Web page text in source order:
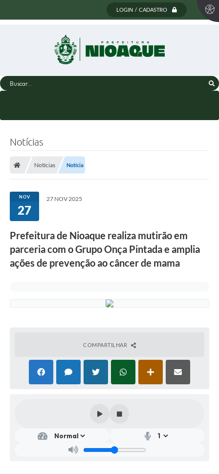
LOGIN / CADASTRO
Buscar...
Notícias
Notícias Notícia
NOV
27
27 NOV 2025
Prefeitura de Nioaque realiza mutirão em
parceria com o Grupo Onça Pintada e amplia
ações de prevenção ao câncer de mama
COMPARTILHAR